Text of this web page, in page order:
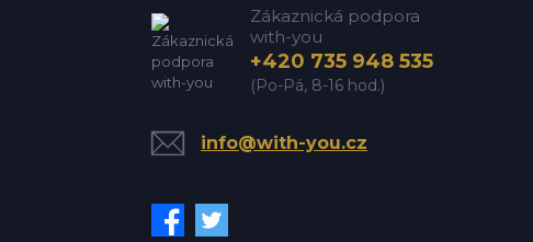
Zákaznická podpora
with-you
+420 735 948 535
(Po-Pá, 8-16 hod.)
info@with-you.cz